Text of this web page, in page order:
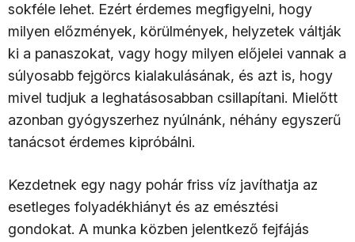
sokféle lehet. Ezért érdemes megfigyelni, hogy
milyen előzmények, körülmények, helyzetek váltják
ki a panaszokat, vagy hogy milyen előjelei vannak a
súlyosabb fejgörcs kialakulásának, és azt is, hogy
mivel tudjuk a leghatásosabban csillapítani. Mielőtt
azonban gyógyszerhez nyúlnánk, néhány egyszerű
tanácsot érdemes kipróbálni.
Kezdetnek egy nagy pohár friss víz javíthatja az
esetleges folyadékhiányt és az emésztési
gondokat. A munka közben jelentkező fejfájás